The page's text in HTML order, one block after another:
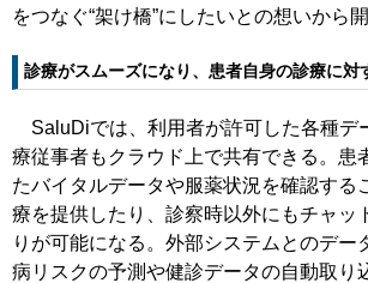
をつなぐ“架け橋”にしたいとの想いから
診療がスムーズになり、患者自身の診療に対
SaluDiでは、利用者が許可した各種デ
療従事者もクラウド上で共有できる。患
たバイタルデータや服薬状況を確認する
療を提供したり、診察時以外にもチャッ
りが可能になる。外部システムとのデー
病リスクの予測や健診データの自動取り